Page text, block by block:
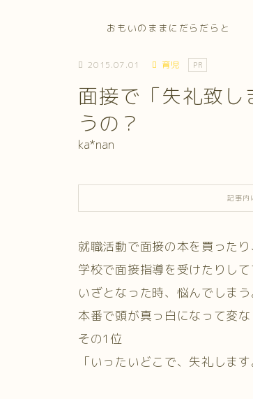
おもいのままにだらだらと
2015.07.01 育児 PR
面接で「失礼致
うの？
ka*nan
記事内
就職活動で面接の本を買ったり
学校で面接指導を受けたりして
いざとなった時、悩んでしまう
本番で頭が真っ白になって変
その1位
「いったいどこで、失礼しま